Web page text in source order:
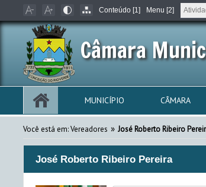
Conteúdo [1] Menu [2]
Câmara
MUNICÍPIO CÂMARA
Você está em: Vereadores » José Roberto Ribeiro
José Roberto Ribeiro Pereira